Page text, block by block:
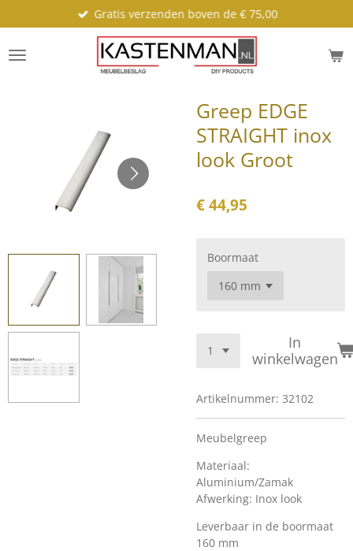
direct
naar
de
Gratis verzenden boven de € 75,00
Greep EDGE
STRAIGHT inox
look Groot
€ 44,95
Boormaat
In
winkelwagen
Artikelnummer: 32102
Meubelgreep
Materiaal:
Aluminium/Zamak
Afwerking: Inox look
Leverbaar in de boormaat
160 mm